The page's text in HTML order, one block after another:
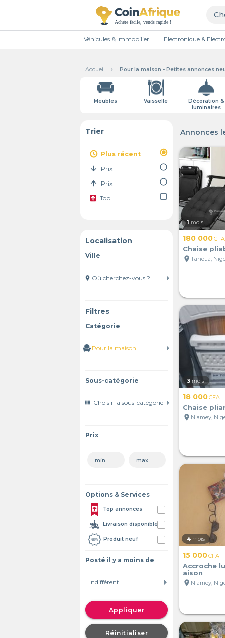
Véhicules & Immobilier Electronique &
Accueil Pour la maison - Petites annonces
Meubles Vaisselle
Décoration &
luminaires
Trier
access_time Plus récent
radio_button_checked
arrow_downward
Prix
radio_button_unchecked
arrow_upward
Prix radio_button_unchecked
Top check_box_outline_blank
Localisation
Ville
location_on
Filtres
Catégorie
Sous-catégorie
view_comfy
Prix
Options & Services
Top annonces
Livraison disponible
Produit neuf
Posté il y a moins de
Appliquer
Réinitialiser
Annonces
1 mois
180 000CFA
Chaise
location_on Tahoua,
3 mois
18 000CFA
Chaise
location_on Niamey,
4 mois
15 000CFA
Accroche
aison
location_on Niamey,